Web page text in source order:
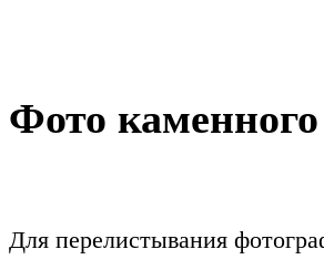
Фото
Для перелистывания